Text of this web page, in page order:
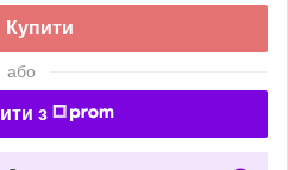
Купити
або
з